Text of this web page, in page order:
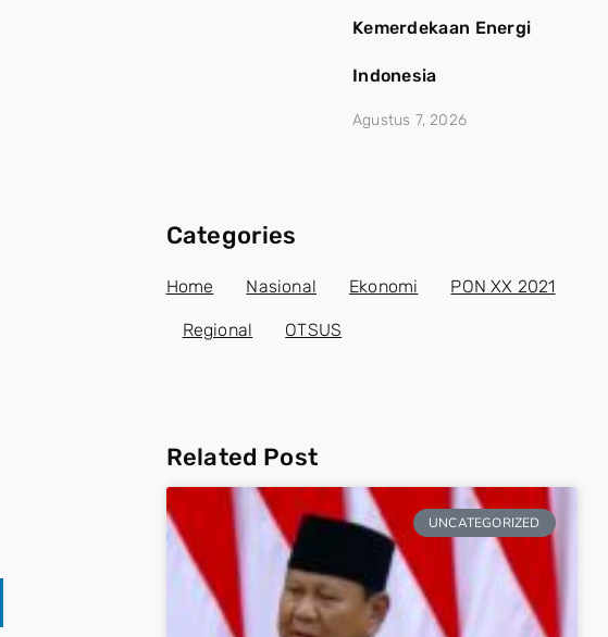
Kemerdekaan Energi
Indonesia
Agustus 7, 2026
Categories
Home Nasional Ekonomi PON XX 2021
Regional OTSUS
Related Post
UNCATEGORIZED